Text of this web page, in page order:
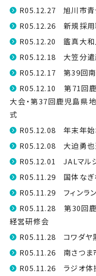
R05.12.27 旭川市青
R05.12.26 新規採用
R05.12.20 鑑真大和
R05.12.18 大笠分遣
R05.12.17 第39回
R05.12.10 第71回
大会・第37回鹿児島県
式
R05.12.08 年末年始
R05.12.08 大迫勇也
R05.12.01 JALマル
R05.11.29 国体なぎ
R05.11.29 フィンラ
R05.11.28 第30回
経営研修会
R05.11.28 コワダヤ
R05.11.26 南さつま
R05.11.26 ラジオ体